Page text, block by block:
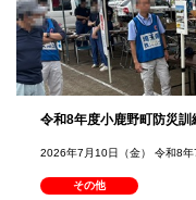
令和8年度小鹿野町防災訓
2026年7月10日（金） 令和8
その他